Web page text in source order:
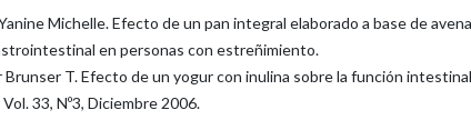
Michelle. Efecto de un pan integral elaborado a base de
en personas con estreñimiento.
T. Efecto de un yogur con inulina sobre la función
33, Nº3, Diciembre 2006.